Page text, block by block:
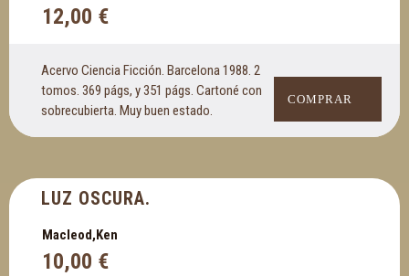
12,00 €
Acervo Ciencia Ficción. Barcelona 1988. 2
tomos. 369 págs, y 351 págs. Cartoné con
sobrecubierta. Muy buen estado.
COMPRAR
LUZ OSCURA.
Macleod,Ken
10,00 €